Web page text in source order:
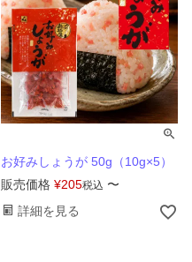
お好みしょうが 50g（10g×5）
販売価格 ¥205税込 〜
詳細を見る